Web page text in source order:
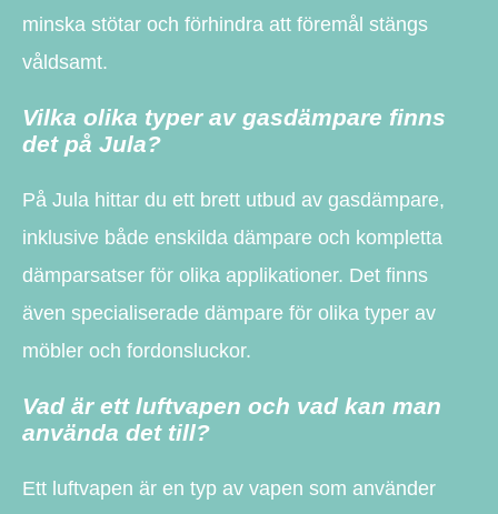
minska stötar och förhindra att föremål stängs
våldsamt.
Vilka olika typer av gasdämpare finns
det på Jula?
På Jula hittar du ett brett utbud av gasdämpare,
inklusive både enskilda dämpare och kompletta
dämparsatser för olika applikationer. Det finns
även specialiserade dämpare för olika typer av
möbler och fordonsluckor.
Vad är ett luftvapen och vad kan man
använda det till?
Ett luftvapen är en typ av vapen som använder